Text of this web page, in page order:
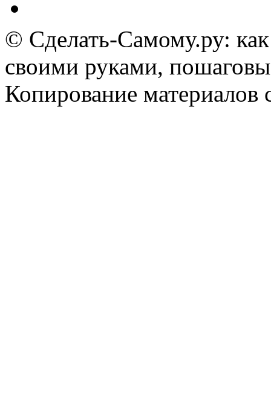
© Сделать-Самому.ру:
своими руками,
Копирование материалов